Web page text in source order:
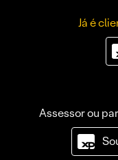
Já é
Assessor ou